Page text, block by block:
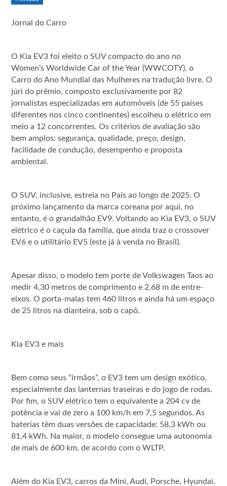
Jornal do Carro
O Kia EV3 foi eleito o SUV compacto do ano no
Women’s Worldwide Car of the Year (WWCOTY), o
Carro do Ano Mundial das Mulheres na tradução livre. O
júri do prêmio, composto exclusivamente por 82
jornalistas especializadas em automóveis (de 55 países
diferentes nos cinco continentes) escolheu o elétrico em
meio a 12 concorrentes. Os critérios de avaliação são
bem amplos: segurança, qualidade, preço, design,
facilidade de condução, desempenho e proposta
ambiental.
O SUV, inclusive, estreia no País ao longo de 2025. O
próximo lançamento da marca coreana por aqui, no
entanto, é o grandalhão EV9. Voltando ao Kia EV3, o SUV
elétrico é o caçula da família, que ainda traz o crossover
EV6 e o utilitário EV5 (este já à venda no Brasil).
Apesar disso, o modelo tem porte de Volkswagen Taos ao
medir 4,30 metros de comprimento e 2,68 m de entre-
eixos. O porta-malas tem 460 litros e ainda há um espaço
de 25 litros na dianteira, sob o capô.
Kia EV3 e mais
Bem como seus “irmãos”, o EV3 tem um design exótico,
especialmente das lanternas traseiras e do jogo de rodas.
Por fim, o SUV elétrico tem o equivalente a 204 cv de
potência e vai de zero a 100 km/h em 7,5 segundos. As
baterias têm duas versões de capacidade: 58,3 kWh ou
81,4 kWh. Na maior, o modelo consegue uma autonomia
de mais de 600 km, de acordo com o WLTP.
Além do Kia EV3, carros da Mini, Audi, Porsche, Hyundai,